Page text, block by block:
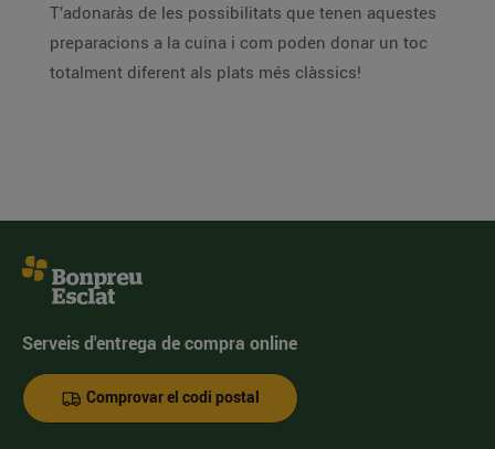
T’adonaràs de les possibilitats que tenen aquestes
preparacions a la cuina i com poden donar un toc
totalment diferent als plats més clàssics!
Serveis d'entrega de compra online
Comprovar el codi postal